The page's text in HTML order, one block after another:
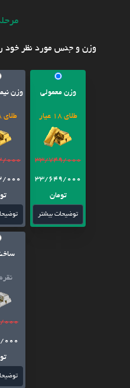
وزن و جنس مورد نظر خود
وزن معمولی
طلای 18 عیار
33/749/000
33/649/000
تومان
توضیحات بیشتر
وزن
طلای 18 عیار
000
000
نقره
000
000